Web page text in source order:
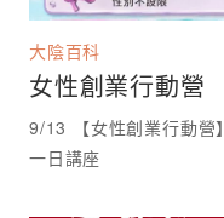
大陰百科
女性創業行動營
9/13 【女性創業行動營